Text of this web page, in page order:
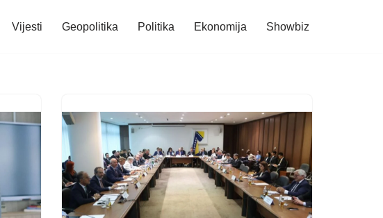
Vijesti Geopolitika Politika Ekonomija Showbiz